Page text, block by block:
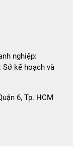
nghiệp:
Sở kế hoạch và
6, Tp. HCM